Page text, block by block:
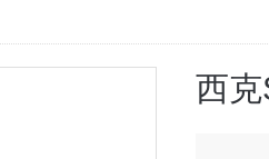
西